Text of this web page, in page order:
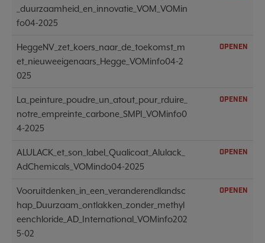
_duurzaamheid_en_innovatie_VOM_VOMin
fo04-2025
HeggeNV_zet_koers_naar_de_toekomst_m
et_nieuweeigenaars_Hegge_VOMinfo04-2
025
OPENEN
La_peinture_poudre_un_atout_pour_rduire_
notre_empreinte_carbone_SMPI_VOMinfo0
4-2025
OPENEN
ALULACK_et_son_label_Qualicoat_Alulack_
AdChemicals_VOMindo04-2025
OPENEN
Vooruitdenken_in_een_veranderendlandsc
hap_Duurzaam_ontlakken_zonder_methyl
eenchloride_AD_International_VOMinfo202
5-02
OPENEN